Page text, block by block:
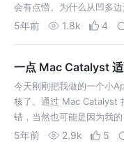
会有点懵。为什么从凹多
向量的同向性的方法来判
5年前 1.8k 4
一点 Mac Catalyst
今天刚刚把我做的一个小
核了。通过 Mac Catalyst
错，当然也可能是因为我
适配的地方，这里简单做
5年前 2.9k 5